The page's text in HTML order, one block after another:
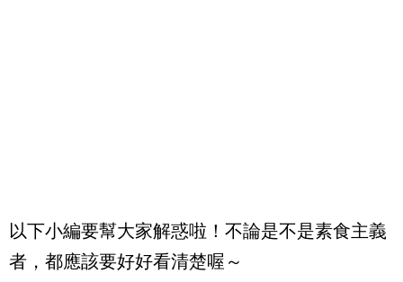
以下小編要幫大家解惑啦！不論是不是素食主義
者，都應該要好好看清楚喔～